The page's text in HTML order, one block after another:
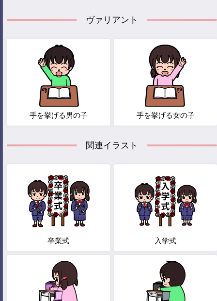
ヴァリアント
手を挙げる男の子 手を挙げる女の子
関連イラスト
卒業式 入学式